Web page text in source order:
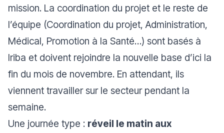
mission. La coordination du projet et le reste de
l’équipe (Coordination du projet, Administration,
Médical, Promotion à la Santé…) sont basés à
Iriba et doivent rejoindre la nouvelle base d’ici la
fin du mois de novembre. En attendant, ils
viennent travailler sur le secteur pendant la
semaine.
Une journée type : réveil le matin aux